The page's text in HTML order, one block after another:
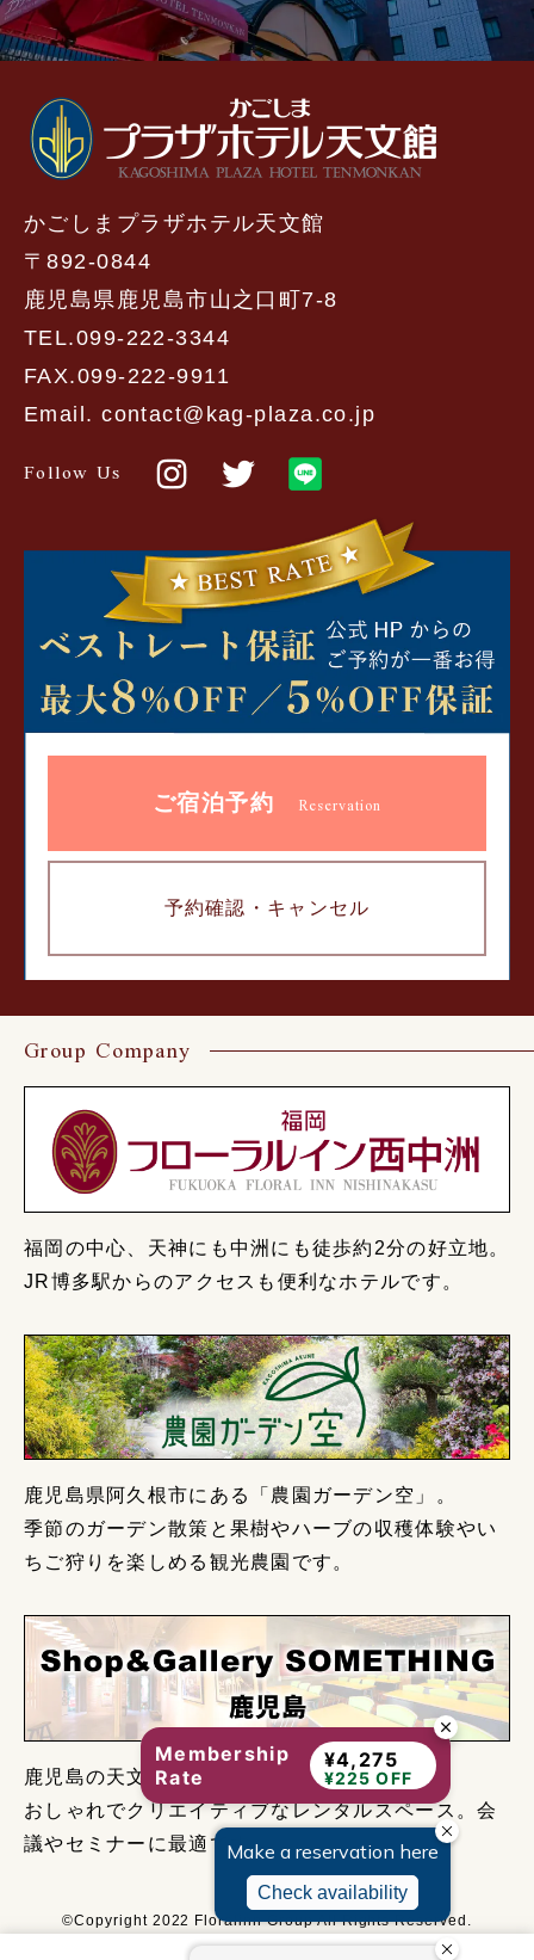
かごしまプラザホテル天文館
〒892-0844
鹿児島県鹿児島市山之口町7-8
TEL.099-222-3344
FAX.099-222-9911
Email. contact@kag-plaza.co.jp
Follow Us
ご宿泊予約 Reservation
予約確認・ キャンセル
Group Company
福岡の中心、天神にも中洲にも徒歩約2分の好立地。
JR博多駅からのアクセスも便利なホテルです。
鹿児島県阿久根市にある「農園ガーデン空」。
季節のガーデン散策と果樹やハーブの収穫体験やい
ちご狩りを楽しめる観光農園です。
鹿児島の天文館電停から徒歩約2分。
おしゃれでクリエイティブなレンタルスペース。会
議やセミナーに最適です。
©Copyright 2022 Floralinn Group All Rights Reserved.
Membership
Rate
¥4,275
¥225 OFF